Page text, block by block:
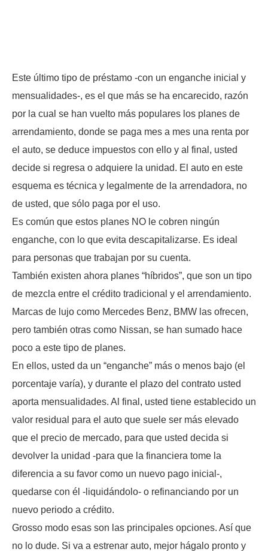
Este último tipo de préstamo -con un enganche inicial y
mensualidades-, es el que más se ha encarecido, razón
por la cual se han vuelto más populares los planes de
arrendamiento, donde se paga mes a mes una renta por
el auto, se deduce impuestos con ello y al final, usted
decide si regresa o adquiere la unidad. El auto en este
esquema es técnica y legalmente de la arrendadora, no
de usted, que sólo paga por el uso.
Es común que estos planes NO le cobren ningún
enganche, con lo que evita descapitalizarse. Es ideal
para personas que trabajan por su cuenta.
También existen ahora planes “híbridos”, que son un tipo
de mezcla entre el crédito tradicional y el arrendamiento.
Marcas de lujo como Mercedes Benz, BMW las ofrecen,
pero también otras como Nissan, se han sumado hace
poco a este tipo de planes.
En ellos, usted da un “enganche” más o menos bajo (el
porcentaje varía), y durante el plazo del contrato usted
aporta mensualidades. Al final, usted tiene establecido un
valor residual para el auto que suele ser más elevado
que el precio de mercado, para que usted decida si
devolver la unidad -para que la financiera tome la
diferencia a su favor como un nuevo pago inicial-,
quedarse con él -liquidándolo- o refinanciando por un
nuevo periodo a crédito.
Grosso modo esas son las principales opciones. Así que
no lo dude. Si va a estrenar auto, mejor hágalo pronto y